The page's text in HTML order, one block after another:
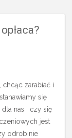
chcąc zarabiać i
się
nas i czy się
jest
odrobinie